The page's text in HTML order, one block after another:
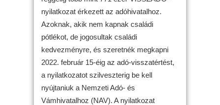
nyilatkozat érkezett az adóhivatalhoz.
Azoknak, akik nem kapnak családi
pótlékot, de jogosultak családi
kedvezményre, és szeretnék megkapni
2022. február 15-éig az adó-visszatértést,
a nyilatkozatot szilveszterig be kell
nyújtaniuk a Nemzeti Adó- és
Vámhivatalhoz (NAV). A nyilatkozat